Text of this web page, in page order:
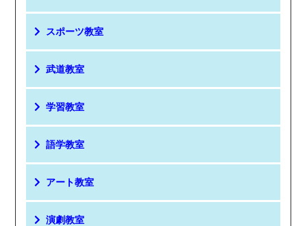
スポーツ教室
武道教室
学習教室
語学教室
アート教室
演劇教室